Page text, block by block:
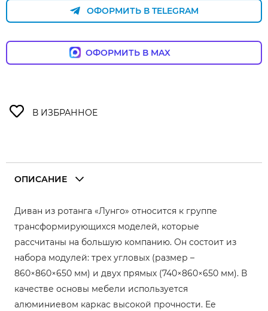
ОФОРМИТЬ В TELEGRAM
ОФОРМИТЬ В MAX
ОПИСАНИЕ
Диван из ротанга «Лунго» относится к группе
трансформирующихся моделей, которые
рассчитаны на большую компанию. Он состоит из
набора модулей: трех угловых (размер –
860×860×650 мм) и двух прямых (740×860×650 мм). В
качестве основы мебели используется
алюминиевом каркас высокой прочности. Ее